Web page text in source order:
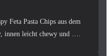
Feta Pasta Chips aus dem
innen leicht chewy und ….